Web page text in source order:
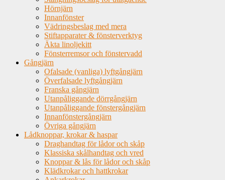
Hörnjärn
Innanfönster
Vädringsbeslag med mera
Stiftapparater & fönsterverktyg
Äkta linoljekitt
Fönsterremsor och fönstervadd
Gångjärn
Ofalsade (vanliga) lyftgångjärn
Överfalsade lyftgångjärn
Franska gångjärn
Utanpåliggande dörrgångjärn
Utanpåliggande fönstergångjärn
Innanfönstergångjärn
Övriga gångjärn
Lådknoppar, krokar & haspar
Draghandtag för lådor och skåp
Klassiska skålhandtag och vred
Knoppar & lås för lådor och skåp
Klädkrokar och hattkrokar